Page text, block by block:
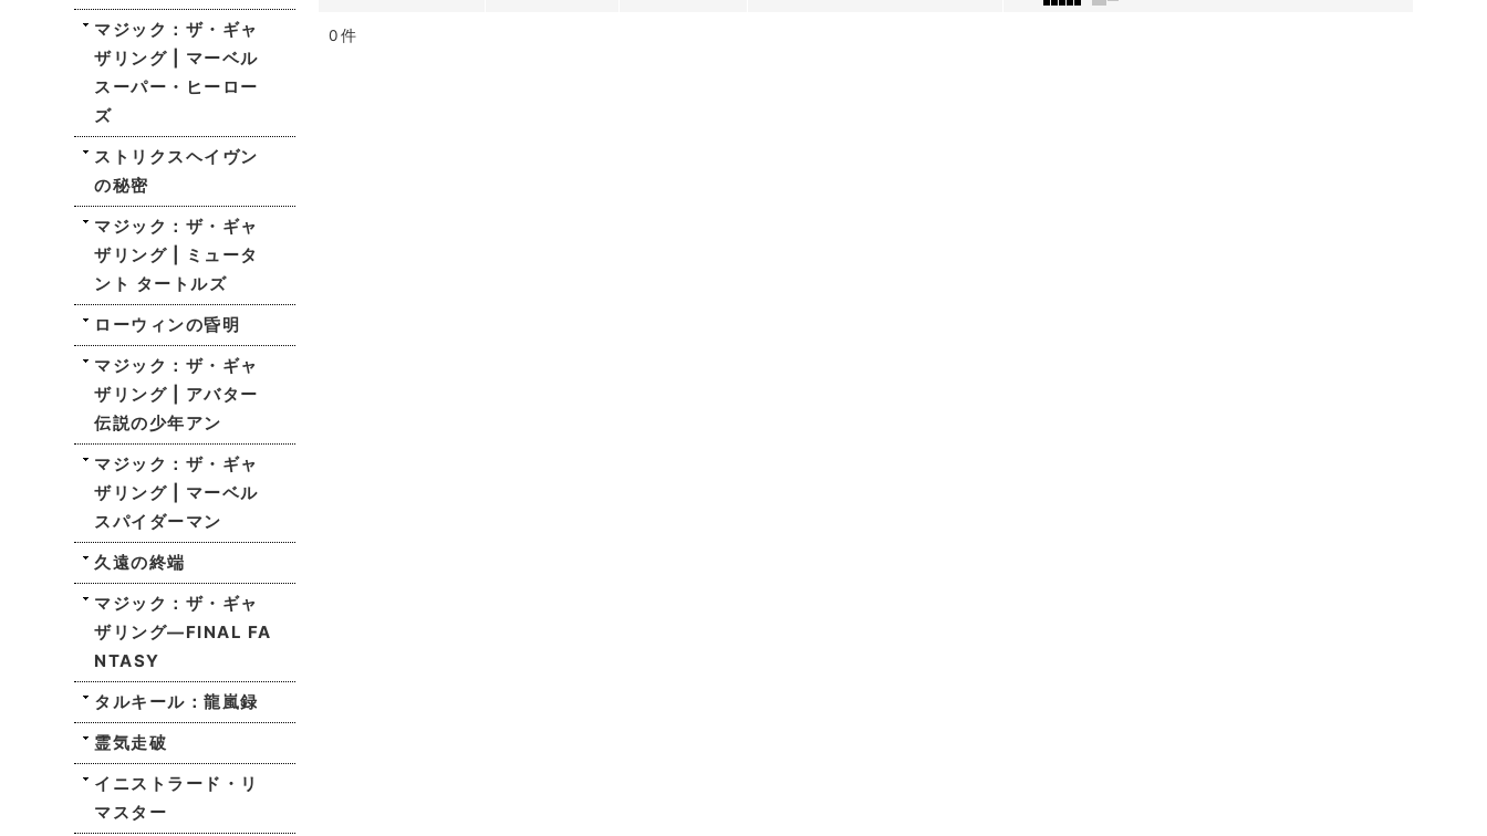
マジック：ザ・ギャ
ザリング | マーベル
スーパー・ヒーロー
ズ
ストリクスヘイヴン
の秘密
マジック：ザ・ギャ
ザリング | ミュータ
ント タートルズ
ローウィンの昏明
マジック：ザ・ギャ
ザリング | アバター
伝説の少年アン
マジック：ザ・ギャ
ザリング | マーベル
スパイダーマン
久遠の終端
マジック：ザ・ギャ
ザリング—FINAL FA
NTASY
タルキール：龍嵐録
霊気走破
イニストラード・リ
マスター
0件